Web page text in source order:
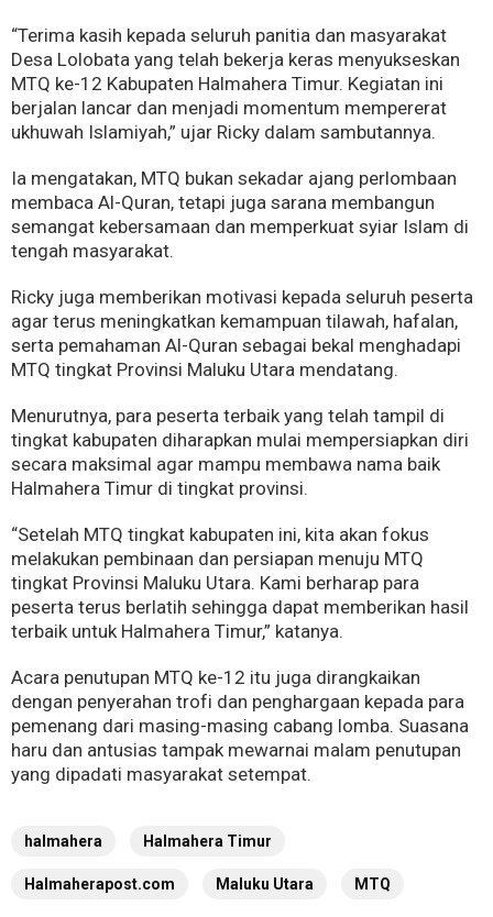
“Terima kasih kepada seluruh panitia dan masyarakat
Desa Lolobata yang telah bekerja keras menyukseskan
MTQ ke-12 Kabupaten Halmahera Timur. Kegiatan ini
berjalan lancar dan menjadi momentum mempererat
ukhuwah Islamiyah,” ujar Ricky dalam sambutannya.
Ia mengatakan, MTQ bukan sekadar ajang perlombaan
membaca Al-Quran, tetapi juga sarana membangun
semangat kebersamaan dan memperkuat syiar Islam di
tengah masyarakat.
Ricky juga memberikan motivasi kepada seluruh peserta
agar terus meningkatkan kemampuan tilawah, hafalan,
serta pemahaman Al-Quran sebagai bekal menghadapi
MTQ tingkat Provinsi Maluku Utara mendatang.
Menurutnya, para peserta terbaik yang telah tampil di
tingkat kabupaten diharapkan mulai mempersiapkan diri
secara maksimal agar mampu membawa nama baik
Halmahera Timur di tingkat provinsi.
“Setelah MTQ tingkat kabupaten ini, kita akan fokus
melakukan pembinaan dan persiapan menuju MTQ
tingkat Provinsi Maluku Utara. Kami berharap para
peserta terus berlatih sehingga dapat memberikan hasil
terbaik untuk Halmahera Timur,” katanya.
Acara penutupan MTQ ke-12 itu juga dirangkaikan
dengan penyerahan trofi dan penghargaan kepada para
pemenang dari masing-masing cabang lomba. Suasana
haru dan antusias tampak mewarnai malam penutupan
yang dipadati masyarakat setempat.
halmahera Halmahera Timur
Halmaherapost.com Maluku Utara MTQ